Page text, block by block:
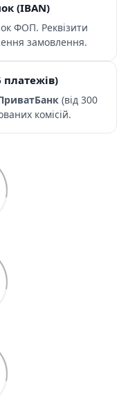
(IBAN)
ФОП. Реквізити
замовлення.
(від 300
комісій.